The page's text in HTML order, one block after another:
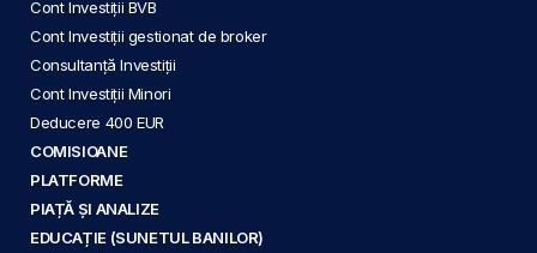
Cont Investiții BVB
Cont Investiții gestionat de broker
Consultanță Investiții
Cont Investiții Minori
Deducere 400 EUR
COMISIOANE
PLATFORME
PIAȚĂ ȘI ANALIZE
EDUCAȚIE (SUNETUL BANILOR)